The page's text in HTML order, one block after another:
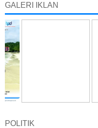
GALERI IKLAN
POLITIK